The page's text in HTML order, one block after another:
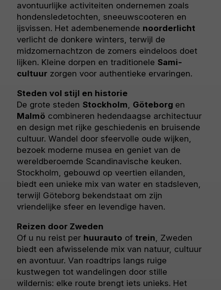
avontuurlijke activiteiten ondernemen zoals
hondensledetochten, sneeuwscooteren en
ijsvissen. Het adembenemende noorderlicht
verlicht de donkere winters, terwijl de
midzomernachtzon de zomers eindeloos doet
lijken. Kleine dorpen en traditionele Sami-
cultuur zorgen voor authentieke ervaringen.
Steden vol stijl en historie
De grote steden Stockholm, Göteborg en
Malmö combineren hedendaagse architectuur
en design met rijke geschiedenis en bruisende
cultuur. Wandel door sfeervolle oude wijken,
bezoek moderne musea en geniet van de
wereldberoemde Scandinavische keuken.
Stockholm, gebouwd op veertien eilanden,
biedt een unieke mix van water en stadsleven,
terwijl Göteborg bekendstaat om zijn
vriendelijke sfeer en levendige haven.
Reizen door Zweden
Of u nu reist per huurauto of trein, Zweden
biedt een afwisselende mix van natuur, cultuur
en avontuur. Van roadtrips langs ruige
kustwegen tot wandelingen door stille
wildernis: elke route brengt iets unieks. Het